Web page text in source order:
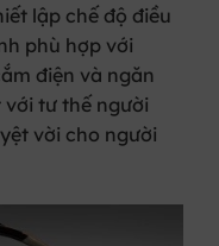
lập chế độ điều
phù hợp với
điện và ngăn
tư thế người
vời cho người